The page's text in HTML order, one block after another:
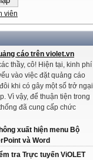
viên
cáo trên violet.vn
thầy, cô! Hiện tại, kinh phí
vào việc đặt quảng cáo
khi có gây một số trở ngại
Vì vậy, để thuận tiện trong
đã cung cấp chức
xuất hiện menu Bộ
và Word
tra Trực tuyến ViOLET